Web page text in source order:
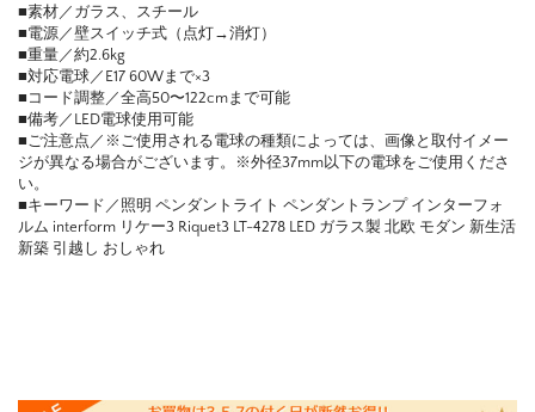
■素材／ガラス、スチール
■電源／壁スイッチ式（点灯→消灯）
■重量／約2.6kg
■対応電球／E17 60Wまで×3
■コード調整／全高50〜122cmまで可能
■備考／LED電球使用可能
■ご注意点／※ご使用される電球の種類によっては、画像と取付イメー
ジが異なる場合がございます。※外径37mm以下の電球をご使用くださ
い。
■キーワード／照明 ペンダントライト ペンダントランプ インターフォ
ルム interform リケー3 Riquet3 LT-4278 LED ガラス製 北欧 モダン 新生活
新築 引越し おしゃれ